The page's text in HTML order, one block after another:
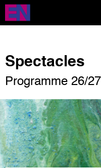
Aller
contenu
Spectacles
Programme 26/27